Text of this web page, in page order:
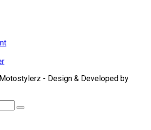
- Design & Developed by